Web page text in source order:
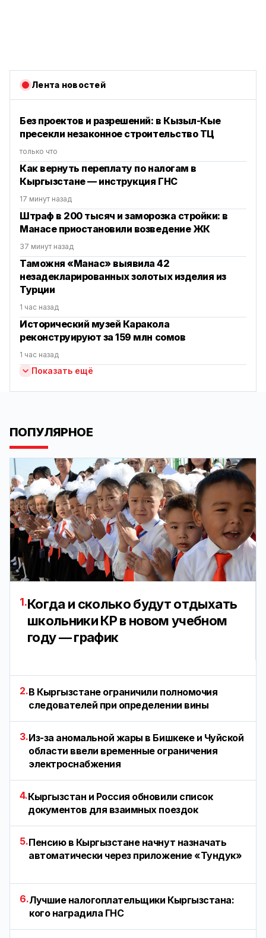
Лента новостей
Без проектов и разрешений: в Кызыл-Кые
пресекли незаконное строительство ТЦ
только что
Как вернуть переплату по налогам в
Кыргызстане — инструкция ГНС
17 минут назад
Штраф в 200 тысяч и заморозка стройки: в
Манасе приостановили возведение ЖК
37 минут назад
Таможня «Манас» выявила 42
незадекларированных золотых изделия из
Турции
1 час назад
Исторический музей Каракола
реконструируют за 159 млн сомов
1 час назад
Показать ещё
ПОПУЛЯРНОЕ
1.Когда и сколько будут отдыхать
школьники КР в новом учебном
году — график
2.В Кыргызстане ограничили полномочия
следователей при определении вины
3.Из-за аномальной жары в Бишкеке и Чуйской
области ввели временные ограничения
электроснабжения
4.Кыргызстан и Россия обновили список
документов для взаимных поездок
5.Пенсию в Кыргызстане начнут назначать
автоматически через приложение «Тундук»
6.Лучшие налогоплательщики Кыргызстана:
кого наградила ГНС